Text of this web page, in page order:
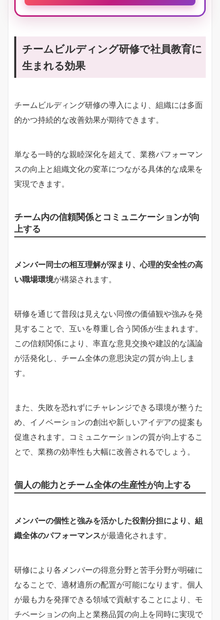
チームビルディング研修で社員教育に
生まれる効果
チームビルディング研修の導入により、組織には多面
的かつ持続的な改善効果が期待できます。
単なる一時的な親睦深化を超えて、業務パフォーマン
スの向上と組織文化の変革につながる具体的な成果を
実現できます。
チーム内の信頼関係とコミュニケーションが向
上する
メンバー同士の相互理解が深まり、心理的安全性の高
い職場環境が構築されます。
研修を通じて普段は見えない同僚の価値観や強みを発
見することで、互いを尊重し合う関係が生まれます。
この信頼関係により、率直な意見交換や建設的な議論
が活発化し、チーム全体の意思決定の質が向上しま
す。
また、失敗を恐れずにチャレンジできる環境が整うた
め、イノベーションの創出や新しいアイデアの提案も
促進されます。コミュニケーションの質が向上するこ
とで、業務の効率性も大幅に改善されるでしょう。
個人の能力とチーム全体の生産性が向上する
メンバーの個性と強みを活かした役割分担により、組
織全体のパフォーマンスが最適化されます。
研修により各メンバーの得意分野と苦手分野が明確に
なることで、適材適所の配置が可能になります。個人
が最も力を発揮できる領域で貢献することにより、モ
チベーションの向上と業務品質の向上を同時に実現で